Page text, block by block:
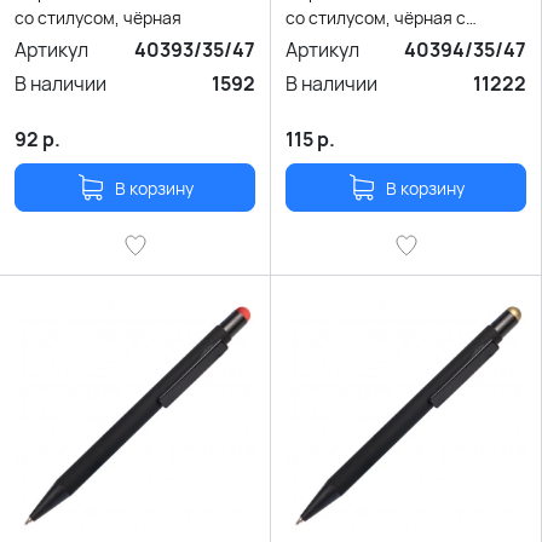
со стилусом, чёрная
Артикул
40393/35/47
В наличии
1592
92 р.
В корзину
со стилусом, чёрная с
серебристым
Артикул
40394/35/47
В наличии
11222
115р.
В корзину